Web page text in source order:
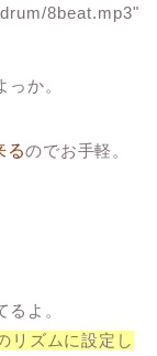
8beat.mp3"
か。
るのでお手軽。
よ。
リズムに設定し